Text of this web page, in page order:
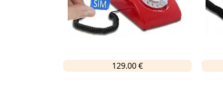
129.00 €